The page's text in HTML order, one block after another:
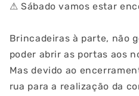
⚠ Sábado vamos estar
Brincadeiras à parte, não
poder abrir as portas aos
Mas devido ao
rua para a realização da